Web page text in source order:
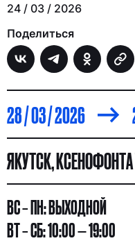
24 / 03 / 2026
Поделиться
28 / 03 / 2026
ЯКУТСК,
ВС – ПН: ВЫХОДНОЙ
ВТ – СБ: 10:00 — 19:00